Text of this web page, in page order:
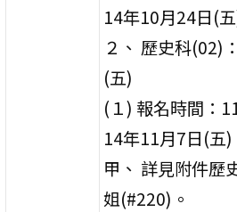
14年10月24日(五
２、 歷史科(02)
(五)
(１) 報名時間：
14年11月7日(五)
甲、 詳見附件歷
姐(#220)。